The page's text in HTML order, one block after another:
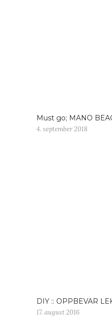
Must go; MANO
4. september 2018
DIY :: OPPBEVAR
17. august 2016